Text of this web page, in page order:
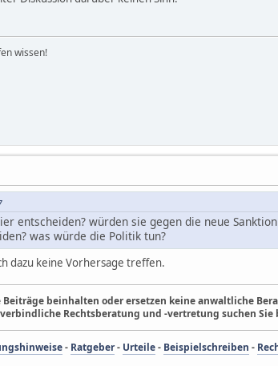
wissen!
entscheiden? würden sie gegen die neue
was würde die Politik tun?
dazu keine Vorhersage treffen.
Beiträge beinhalten oder ersetzen keine anwaltliche
Rechtsberatung und -vertretung suchen
- Ratgeber- Urteile- Beispielschreiben -